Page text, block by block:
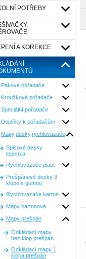
POTŘEBY
A KOREKCE
Pákové pořadače
Kroužkové pořadače
Speciální pořadače
Doplňky k pořadačům
Mapy,desky,rychlovazače
Spisové desky
lepenka
Rychlovazače plast
Prešpánové desky 3
klopé s gumou
Rychlovazače karton
Mapy kartonové
Mapy prešpán
Odkládací mapy
bez klop prešpán
Odkládací mapy 1
klopa prešpán